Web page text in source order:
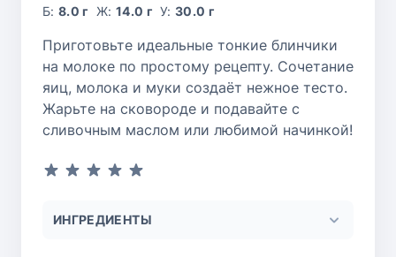
Б:8.0 г Ж: 14.0 г У:30.0 г
Приготовьте идеальные тонкие блинчики
на молоке по простому рецепту. Сочетание
яиц, молока и муки создаёт нежное тесто.
Жарьте на сковороде и подавайте с
сливочным маслом или любимой начинкой!
ИНГРЕДИЕНТЫ